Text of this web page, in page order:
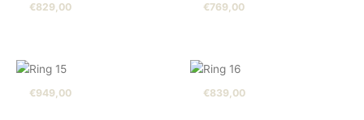
€829,00 €769,00
€949,00 €839,00